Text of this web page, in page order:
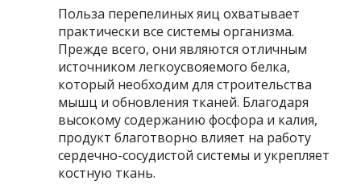
Польза перепелиных яиц охватывает
практически все системы организма.
Прежде всего, они являются отличным
источником легкоусвояемого белка,
который необходим для строительства
мышц и обновления тканей. Благодаря
высокому содержанию фосфора и калия,
продукт благотворно влияет на работу
сердечно-сосудистой системы и укрепляет
костную ткань.